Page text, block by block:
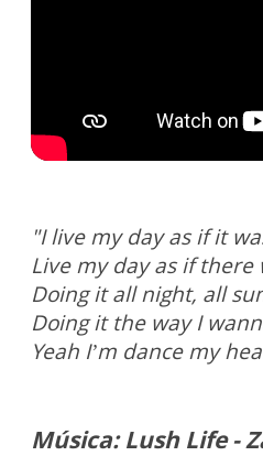
"I live my day as if it
Live my day as if there
Doing it all night, all
Doing it the way I
Yeah I’m dance my
Música: Lush Life -